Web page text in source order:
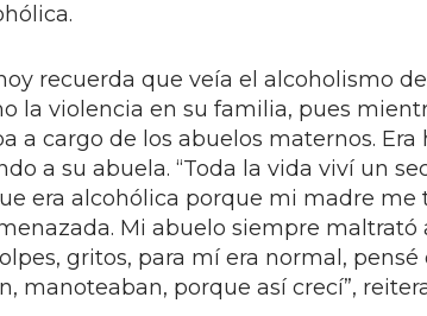
recuerda que veía el alcoholismo
la violencia en su familia, pues
a cargo de los abuelos maternos.
a su abuela. “Toda la vida viví un
era alcohólica porque mi madre
Mi abuelo siempre
gritos, para mí era normal,
manoteaban, porque así crecí”,